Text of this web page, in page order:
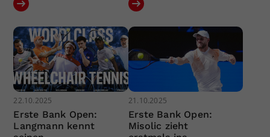
22.10.2025
Erste Bank Open:
Langmann kennt
21.10.2025
Erste Bank Open:
Misolic zieht